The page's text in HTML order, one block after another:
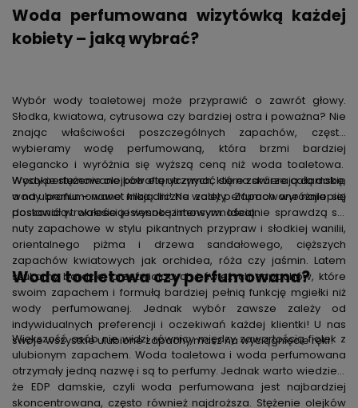
Woda perfumowana wizytówką każdej
kobiety – jaką wybrać?
Wybór wody toaletowej może przyprawić o zawrót głowy.
Słodka, kwiatowa, cytrusowa czy bardziej ostra i poważna? Nie
znając właściwości poszczególnych zapachów, często
wybieramy wodę perfumowaną, która brzmi bardziej
elegancko i wyróżnia się wyższą ceną niż woda toaletowa.
Wysokie stężenie olejków eterycznych, które zawierają damskie
wody perfumowane mają liczne zalety. Zapach wyróżnia się
doskonałą trwałością i wysoką intensywnością.
Wody perfumowane potrafią utrzymać się na skórze całą dobę,
a na ubraniu – nawet kilka dni! Na wody perfumowane najlepiej
postawić w okresie jesienno-zimowym. Idealnie sprawdzą się
nuty zapachowe w stylu pikantnych przypraw i słodkiej wanilii,
orientalnego piżma i drzewa sandałowego, cięższych
zapachów kwiatowych jak orchidea, róża czy jaśmin. Latem
szukamy bardziej orzeźwiających i świeżych zapachów, które
swoim zapachem i formułą bardziej pełnią funkcję mgiełki niż
wody perfumowanej. Jednak wybór zawsze zależy od
indywidualnych preferencji i oczekiwań każdej klientki! U nas
swoje wszystkie ulubione zapachy masz na wyciągnięcie ręki!
Woda toaletowa czy perfumowana?
Większość osób nie widzi równicy między zawartością fiolek z
ulubionym zapachem. Woda toaletowa i woda perfumowana
otrzymały jedną nazwę i są to perfumy. Jednak warto wiedzieć,
że EDP damskie, czyli woda perfumowana jest najbardziej
skoncentrowana, często również najdroższa. Stężenie olejków